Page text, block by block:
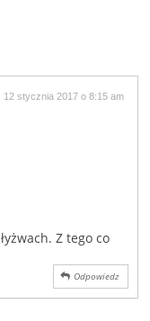
12 stycznia 2017 o 8:15 am
Z tego co
Odpowiedz